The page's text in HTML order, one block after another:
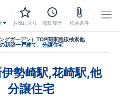
お気に入り 閲覧履歴 検索条件
グガーデン）TOP関東路線検索他
の新築一戸建て、分譲住宅
勢崎駅,花崎駅,他
分譲住宅